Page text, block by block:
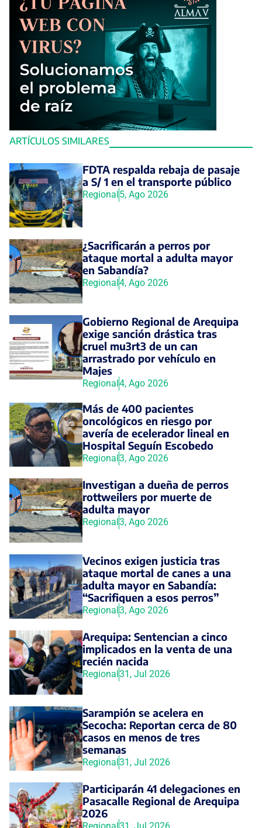
ARTÍCULOS SIMILARES
FDTA respalda rebaja de pasaje
a S/ 1 en el transporte público
Regional5, Ago 2026
¿Sacrificarán a perros por
ataque mortal a adulta mayor
en Sabandía?
Regional4, Ago 2026
Gobierno Regional de Arequipa
exige sanción drástica tras
cruel mu3rt3 de un can
arrastrado por vehículo en
Majes
Regional4, Ago 2026
Más de 400 pacientes
oncológicos en riesgo por
avería de ecelerador lineal en
Hospital Seguín Escobedo
Regional3, Ago 2026
Investigan a dueña de perros
rottweilers por muerte de
adulta mayor
Regional3, Ago 2026
Vecinos exigen justicia tras
ataque mortal de canes a una
adulta mayor en Sabandía:
“Sacrifiquen a esos perros”
Regional3, Ago 2026
Arequipa: Sentencian a cinco
implicados en la venta de una
recién nacida
Regional31, Jul 2026
Sarampión se acelera en
Secocha: Reportan cerca de 80
casos en menos de tres
semanas
Regional31, Jul 2026
Participarán 41 delegaciones en
Pasacalle Regional de Arequipa
2026